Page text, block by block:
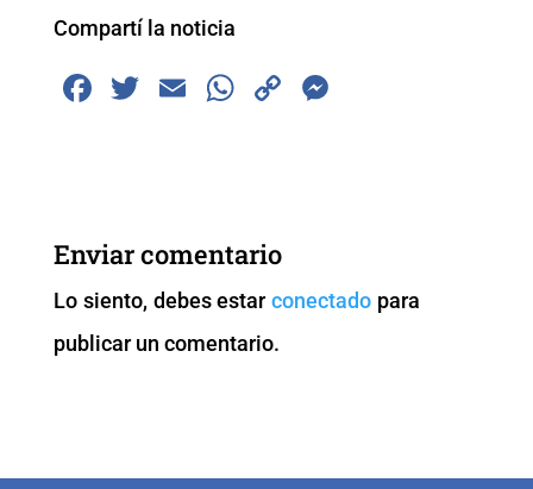
Compartí la noticia
F
b
o
o
k
T
E
W
A
p
p
C
k
er
Enviar comentario
Lo siento, debes estarconectado para
publicar un comentario.